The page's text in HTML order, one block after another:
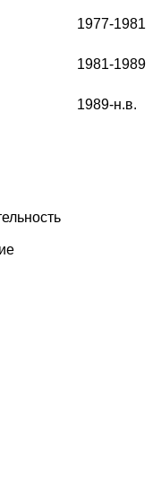
1977-1981
1981-1989
1989-н.в.